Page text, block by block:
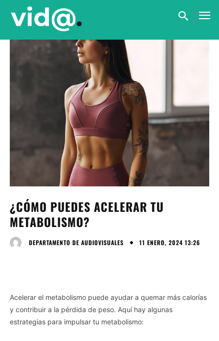
¿CÓMO PUEDES ACELERAR TU
METABOLISMO?
DEPARTAMENTO DE AUDIOVISUALES 11 ENERO, 2024 13:26
Acelerar el metabolismo puede ayudar a quemar más calorías
y contribuir a la pérdida de peso. Aquí hay algunas
estrategias para impulsar tu metabolismo: